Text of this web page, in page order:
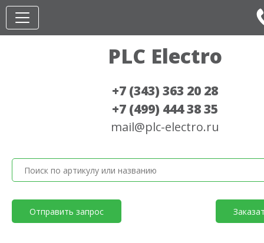
PLC Electro
+7 (343) 363 20 28
+7 (499) 444 38 35
mail@plc-electro.ru
Отправить запрос